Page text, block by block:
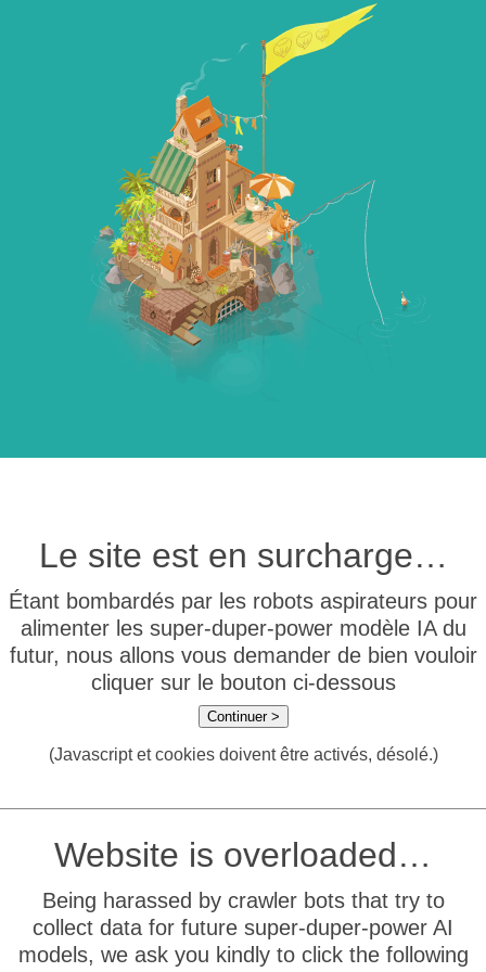
Le site est en surcharge…
Étant bombardés par les robots aspirateurs pour
alimenter les super-duper-power modèle IA du
futur, nous allons vous demander de bien vouloir
cliquer sur le bouton ci-dessous
Continuer >
(Javascript et cookies doivent être activés, désolé.)
Website is overloaded…
Being harassed by crawler bots that try to
collect data for future super-duper-power AI
models, we ask you kindly to click the following